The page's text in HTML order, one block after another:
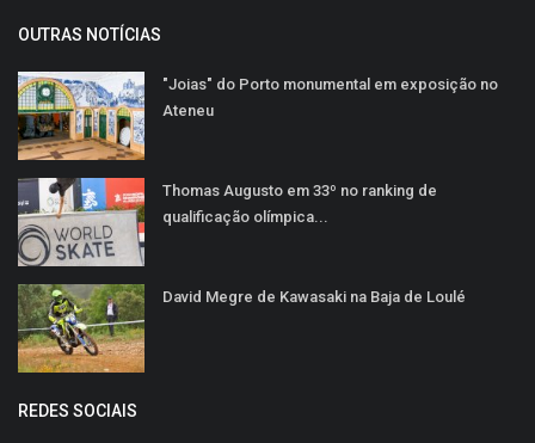
OUTRAS NOTÍCIAS
"Joias" do Porto monumental em exposição no
Ateneu
Thomas Augusto em 33º no ranking de
qualificação olímpica...
David Megre de Kawasaki na Baja de Loulé
REDES SOCIAIS